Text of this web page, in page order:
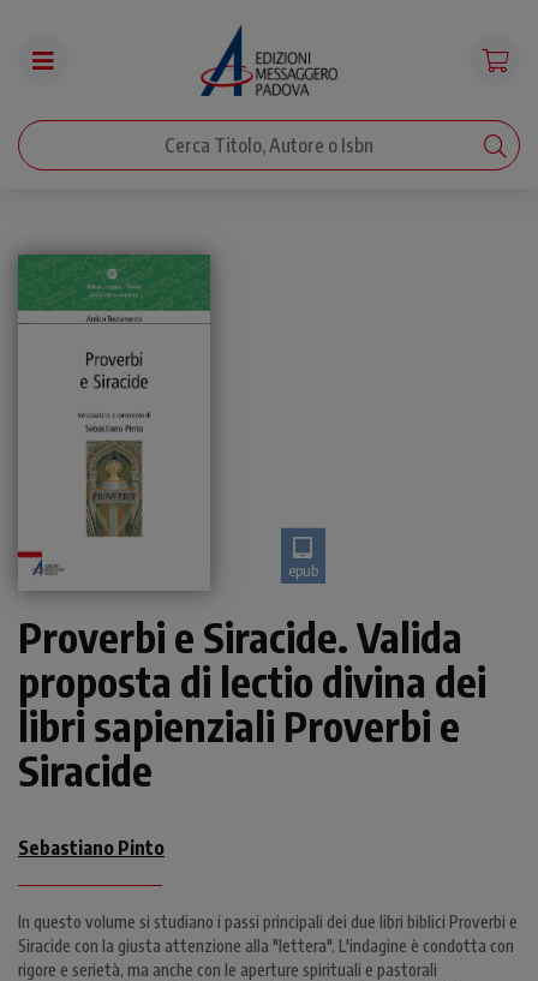
epub
Proverbi e Siracide. Valida
proposta di lectio divina dei
libri sapienziali Proverbi e
Siracide
Sebastiano Pinto
In questo volume si studiano i passi principali dei due libri biblici Proverbi e
Siracide con la giusta attenzione alla "lettera". L'indagine è condotta con
rigore e serietà, ma anche con le aperture spirituali e pastorali